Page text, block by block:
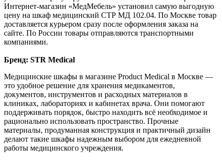
Интернет-магазин «МедМебель» установил самую выгодную
цену на шкаф медицинский СТР МД 102.04. По Москве товар
доставляется курьером сразу после оформления заказа на
сайте. По России товары отправляются транспортными
компаниями.
Бренд: STR Medical
Медицинские шкафы в магазине Product Medical в Москве —
это удобное решение для хранения медикаментов,
документов, инструментов и расходных материалов в
клиниках, лабораториях и кабинетах врача. Они помогают
поддерживать порядок, быстро находить всё необходимое и
рационально использовать пространство. Прочные
материалы, продуманная конструкция и практичный дизайн
делают такие шкафы надежным выбором для ежедневной
работы медицинского учреждения.